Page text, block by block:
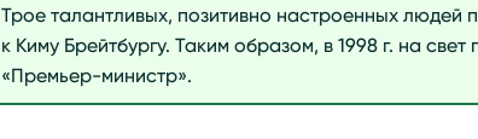
Трое талантливых, позитивно настроенных
к Киму Брейтбургу. Таким образом, в 1998 г. на свет
«Премьер-министр».